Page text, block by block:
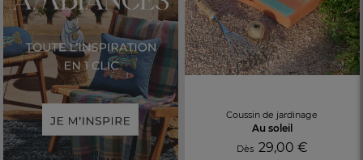
Coussin de jardinage
Au soleil
Dès 29,00 €